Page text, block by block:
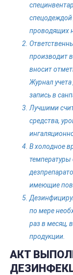
проводящих
производит
вносит
Журнал
запись в
Лучшими
средства,
В холодное
температуры
имеющие
по мере
раз в месяц,
продукции.
АКТ